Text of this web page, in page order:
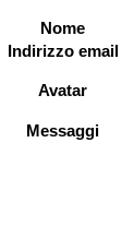
Nome
Indirizzo email
Avatar
Messaggi